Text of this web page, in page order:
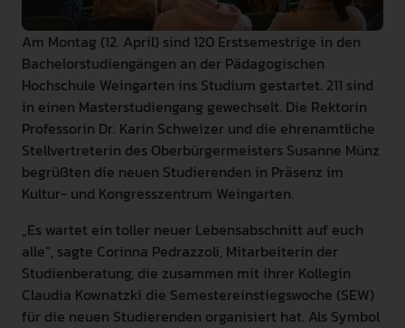
Am Montag (12. April) sind 120 Erstsemestrige in den
Bachelorstudiengängen an der Pädagogischen
Hochschule Weingarten ins Studium gestartet. 211 sind
in einen Masterstudiengang gewechselt. Die Rektorin
Professorin Dr. Karin Schweizer und die ehrenamtliche
Stellvertreterin des Oberbürgermeisters Susanne Münz
begrüßten die neuen Studierenden in Präsenz im
Kultur- und Kongresszentrum Weingarten.
„Es wartet ein toller neuer Lebensabschnitt auf euch
alle“, sagte Corinna Pedrazzoli, Mitarbeiterin der
Studienberatung, die zusammen mit ihrer Kollegin
Claudia Kownatzki die Semestereinstiegswoche (SEW)
für die neuen Studierenden organisiert hat. Als Symbol